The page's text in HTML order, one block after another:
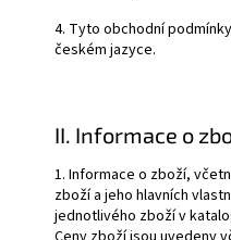
4. Tyto obchodní
českém jazyce.
II. Informace o
1. Informace o zboží,
zboží a jeho hlavních
jednotlivého zboží v